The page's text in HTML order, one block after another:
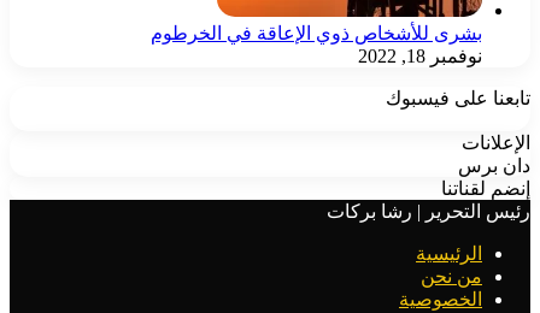
بشرى للأشخاص ذوي الإعاقة في الخرطوم
نوفمبر 18, 2022
تابعنا على فيسبوك
الإعلانات
دان برس
إنضم لقناتنا
رئيس التحرير | رشا بركات
الرئيسية
من نحن
الخصوصية